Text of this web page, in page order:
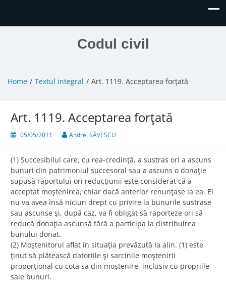
Codul civil
Home Textul integral Art. 1119. Acceptarea forţată
Art. 1119. Acceptarea forţată
05/05/2011 Andrei SĂVESCU
(1) Succesibilul care, cu rea-credinţă, a sustras ori a ascuns
bunuri din patrimoniul succesoral sau a ascuns o donaţie
supusă raportului ori reducţiunii este considerat că a
acceptat moştenirea, chiar dacă anterior renunţase la ea. El
nu va avea însă niciun drept cu privire la bunurile sustrase
sau ascunse şi, după caz, va fi obligat să raporteze ori să
reducă donaţia ascunsă fără a participa la distribuirea
bunului donat.
(2) Moştenitorul aflat în situaţia prevăzută la alin. (1) este
ţinut să plătească datoriile şi sarcinile moştenirii
proporţional cu cota sa din moştenire, inclusiv cu propriile
sale bunuri.